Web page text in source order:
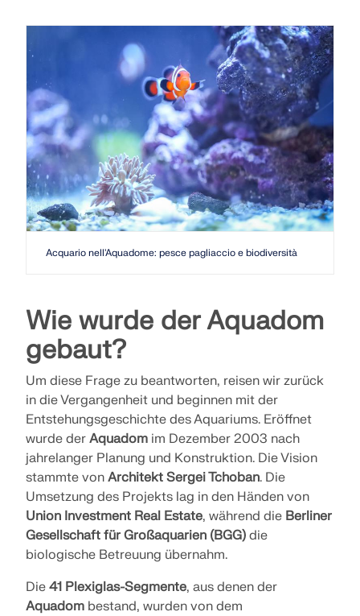
Acquario nell'Aquadome: pesce pagliaccio e biodiversità
Wie wurde der Aquadom
gebaut?
Um diese Frage zu beantworten, reisen wir zurück
in die Vergangenheit und beginnen mit der
Entstehungsgeschichte des Aquariums. Eröffnet
wurde der Aquadom im Dezember 2003 nach
jahrelanger Planung und Konstruktion. Die Vision
stammte von Architekt Sergei Tchoban. Die
Umsetzung des Projekts lag in den Händen von
Union Investment Real Estate, während die Berliner
Gesellschaft für Großaquarien (BGG) die
biologische Betreuung übernahm.
Die 41 Plexiglas-Segmente, aus denen der
Aquadom bestand, wurden von dem